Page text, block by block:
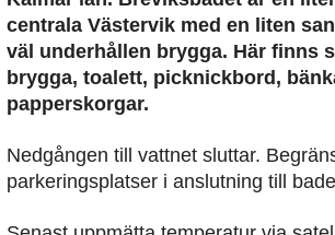
centrala Västervik med en liten
väl underhållen brygga. Här finns
brygga, toalett, picknickbord,
papperskorgar.
Nedgången till vattnet sluttar.
parkeringsplatser i anslutning till